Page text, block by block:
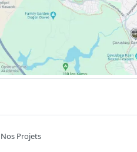
Nos Projets